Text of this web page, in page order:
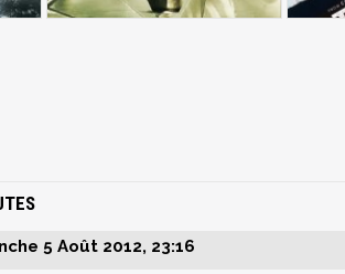
5 Août 2012, 23:16